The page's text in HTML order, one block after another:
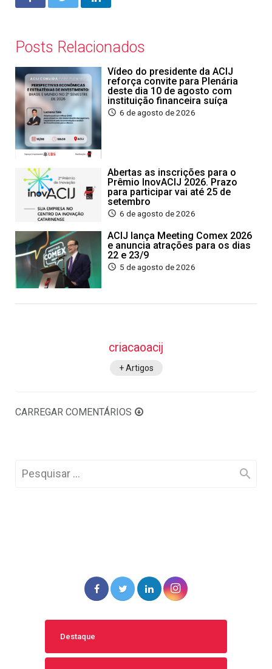
Posts Relacionados
Vídeo do presidente da ACIJ
reforça convite para Plenária
deste dia 10 de agosto com
instituição financeira suíça
6 de agosto de 2026
Abertas as inscrições para o
Prêmio InovACIJ 2026. Prazo
para participar vai até 25 de
setembro
6 de agosto de 2026
ACIJ lança Meeting Comex 2026
e anuncia atrações para os dias
22 e 23/9
5 de agosto de 2026
criacaoacij
+ Artigos
CARREGAR COMENTÁRIOS
Destaque